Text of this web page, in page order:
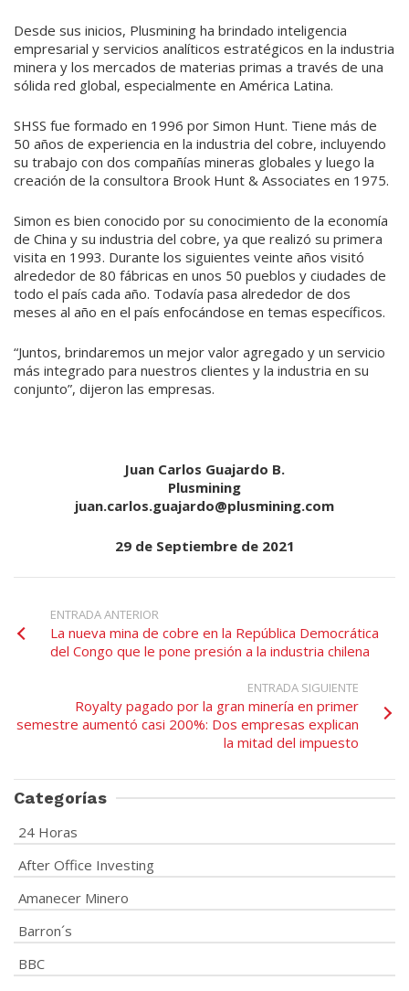
Desde sus inicios, Plusmining ha brindado inteligencia
empresarial y servicios analíticos estratégicos en la industria
minera y los mercados de materias primas a través de una
sólida red global, especialmente en América Latina.
SHSS fue formado en 1996 por Simon Hunt. Tiene más de
50 años de experiencia en la industria del cobre, incluyendo
su trabajo con dos compañías mineras globales y luego la
creación de la consultora Brook Hunt & Associates en 1975.
Simon es bien conocido por su conocimiento de la economía
de China y su industria del cobre, ya que realizó su primera
visita en 1993. Durante los siguientes veinte años visitó
alrededor de 80 fábricas en unos 50 pueblos y ciudades de
todo el país cada año. Todavía pasa alrededor de dos
meses al año en el país enfocándose en temas específicos.
“Juntos, brindaremos un mejor valor agregado y un servicio
más integrado para nuestros clientes y la industria en su
conjunto”, dijeron las empresas.
Juan Carlos Guajardo B.
Plusmining
juan.carlos.guajardo@plusmining.com
29 de Septiembre de 2021
ENTRADA ANTERIOR
La nueva mina de cobre en la República Democrática
del Congo que le pone presión a la industria chilena
ENTRADA SIGUIENTE
Royalty pagado por la gran minería en primer
semestre aumentó casi 200%: Dos empresas explican
la mitad del impuesto
Categorías
24 Horas
After Office Investing
Amanecer Minero
Barron´s
BBC